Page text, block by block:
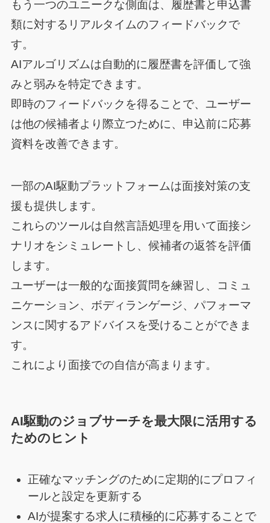
もう一つのユニークな側面は、履歴書と申込書
類に対するリアルタイムのフィードバックで
す。
AIアルゴリズムは自動的に履歴書を評価して強
みと弱みを特定できます。
即時のフィードバックを得ることで、ユーザー
は他の候補者より際立つために、申込前に応募
資料を改善できます。
一部のAI駆動プラットフォームは面接対策の支
援も提供します。
これらのツールは自然言語処理を用いて面接シ
ナリオをシミュレートし、候補者の返答を評価
します。
ユーザーは一般的な面接質問を練習し、コミュ
ニケーション、ボディランゲージ、パフォーマ
ンスに関するアドバイスを受けることができま
す。
これにより面接での自信が高まります。
AI駆動のジョブサーチを最大限に活用する
ためのヒント
正確なマッチングのために定期的にプロフィ
ールと設定を更新する
AIが提案する求人に積極的に応募することで